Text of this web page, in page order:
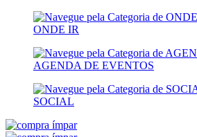
ONDE IR
AGENDA DE EVENTOS
SOCIAL